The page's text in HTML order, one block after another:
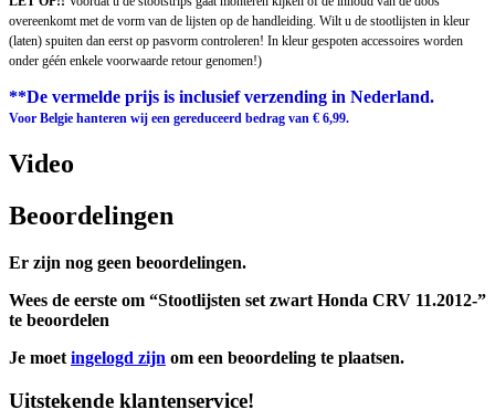
overeenkomt met de vorm van de lijsten op de handleiding. Wilt u de stootlijsten in kleur
(laten) spuiten dan eerst op pasvorm controleren! In kleur gespoten accessoires worden
onder géén enkele voorwaarde retour genomen!)
**De vermelde prijs is inclusief verzending in Nederland.
Voor Belgie hanteren wij een gereduceerd bedrag van € 6,99.
Video
Beoordelingen
Er zijn nog geen beoordelingen.
Wees de eerste om “Stootlijsten set zwart Honda CRV 11.2012-”
te beoordelen
Je moet ingelogd zijn om een beoordeling te plaatsen.
Uitstekende klantenservice!